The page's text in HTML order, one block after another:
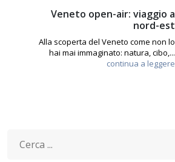
Veneto open-air: viaggio a
nord-est
Alla scoperta del Veneto come non lo
hai mai immaginato: natura, cibo,...
continua a leggere